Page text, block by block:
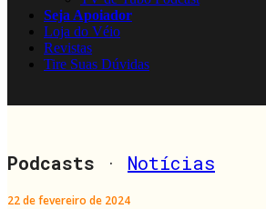
Seja Apoiador
Loja do Véio
Revistas
Tire Suas Dúvidas
Podcasts · Notícias
22 de fevereiro de 2024